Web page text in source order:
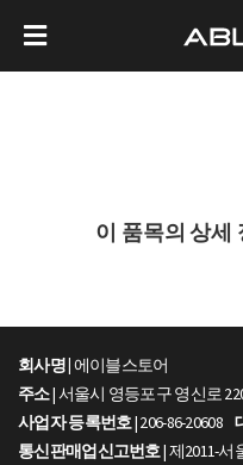
이 품목의 상세
회사명 |에이블스토어
주소| 서울시 영등포구 영신로
사업자 등록번호| 206-86-20608
통신판매업신고번호| 제2011-서